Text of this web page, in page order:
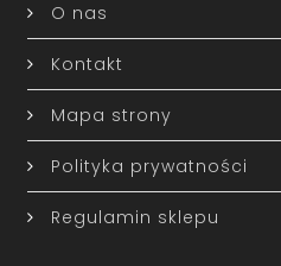
O nas
Kontakt
Mapa strony
Polityka prywatności
Regulamin sklepu